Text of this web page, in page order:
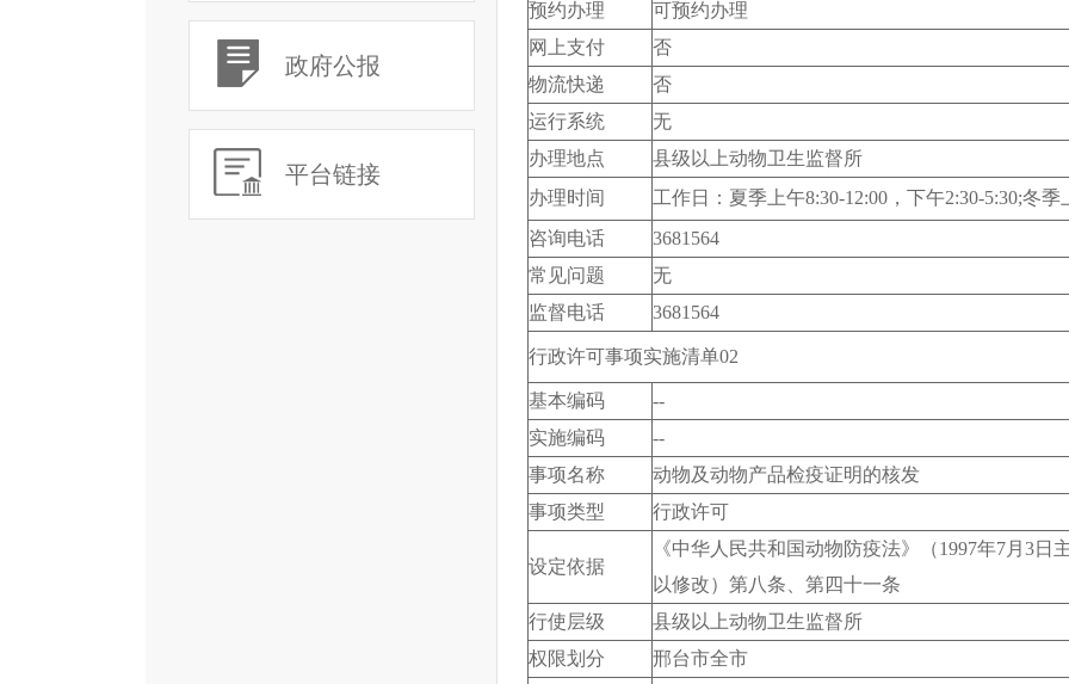
政府公报
平台链接
预约办理
可预约办理
网上支付
否
物流快递
否
运行系统
无
办理地点
县级以上动物卫生监督所
办理时间
工作日：夏季上午8:30-12:00，下午2:30-5:30;冬季
咨询电话
3681564
常见问题
无
监督电话
3681564
行政许可事项实施清单02
基本编码
--
实施编码
--
事项名称
动物及动物产品检疫证明的核发
事项类型
行政许可
设定依据
《中华人民共和国动物防疫法》（1997年7月3日
以修改）第八条、第四十一条
行使层级
县级以上动物卫生监督所
权限划分
邢台市全市